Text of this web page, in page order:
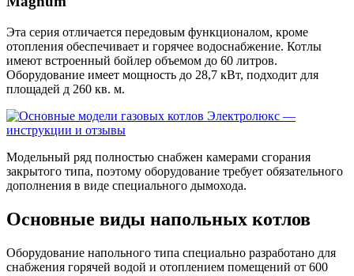
Эта серия отличается передовым функционалом, кроме
отопления обеспечивает и горячее водоснабжение. Котлы
имеют встроенный бойлер объемом до 60 литров.
Оборудование имеет мощность до 28,7 кВт, подходит для
площадей д 260 кв. м.
Модельный ряд полностью снабжен камерами сгорания
закрытого типа, поэтому оборудование требует обязательного
дополнения в виде специального дымохода.
Основные виды напольных котлов
Оборудование напольного типа специально разработано для
снабжения горячей водой и отоплением помещений от 600